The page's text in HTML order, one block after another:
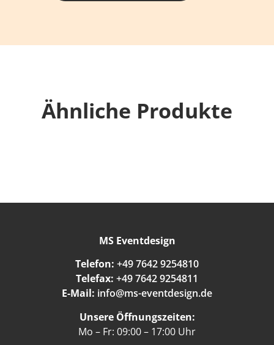
Ähnliche Produkte
MS Eventdesign
Telefon: +49 7642 9254810
Telefax: +49 7642 9254811
E-Mail: info@ms-eventdesign.de
Unsere Öffnungszeiten:
Mo – Fr: 09:00 – 17:00 Uhr